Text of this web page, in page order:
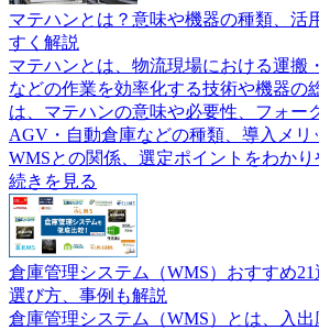
マテハンとは？意味や機器の種類、活
すく解説
マテハンとは、物流現場における運搬
などの作業を効率化する技術や機器の
は、マテハンの意味や必要性、フォー
AGV・自動倉庫などの種類、導入メリ
WMSとの関係、選定ポイントをわかり
続きを見る
倉庫管理システム（WMS）おすすめ
選び方、事例も解説
倉庫管理システム（WMS）とは、入